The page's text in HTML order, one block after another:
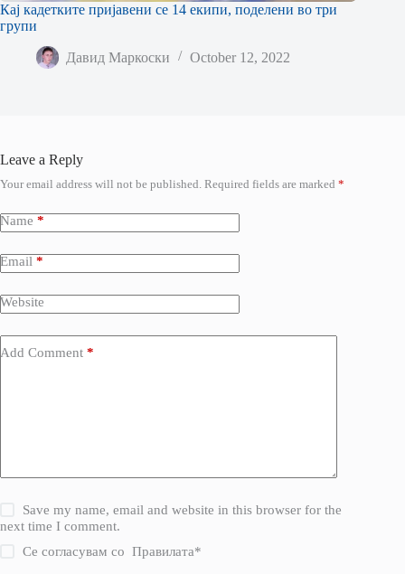
Кај кадетките пријавени се 14 екипи, поделени во три
групи
Давид Маркоски October 12, 2022
Leave a Reply
Your email address will not be published. Required fields are marked *
Name *
Email *
Website
Add Comment *
Save my name, email and website in this browser for the
next time I comment.
Се согласувам соПравилата*